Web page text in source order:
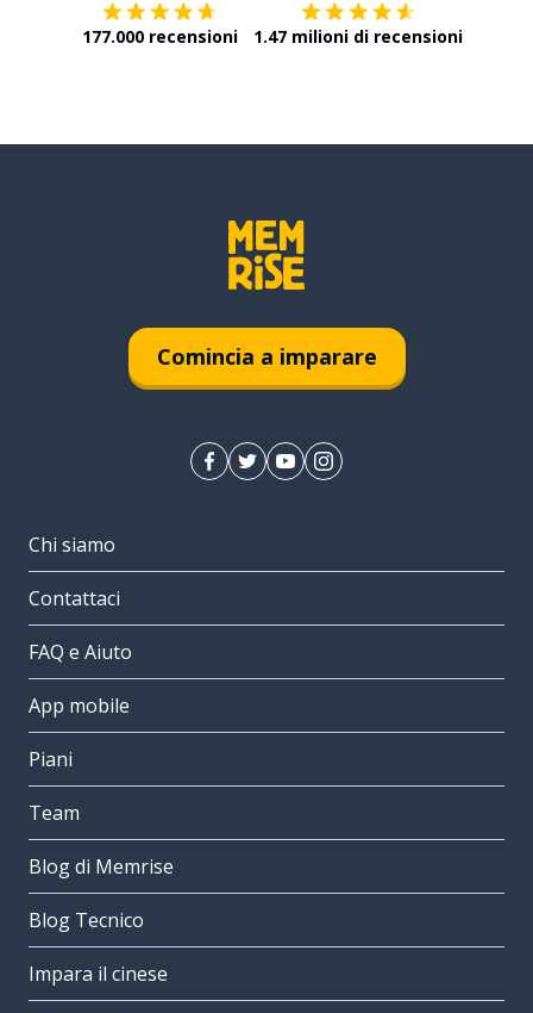
177.000 recensioni 1.47 milioni di recensioni
Comincia a imparare
Chi siamo
Contattaci
FAQ e Aiuto
App mobile
Piani
Team
Blog di Memrise
Blog Tecnico
Impara il cinese